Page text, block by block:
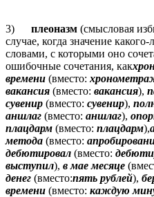
3) плеоназм (смысловая
случае, когда значение
словами, с которыми оно
ошибочные сочетания, как
времени (вместо:
вакансия (вместо: вакансия),
сувенир (вместо: сувенир),
аншлаг (вместо: аншлаг),
плацдарм (вместо: плацдарм),
метода (вместо:
дебютировал (вместо:
выступил), в мае месяце
денег (вместо:пять рублей),
времени (вместо: каждую